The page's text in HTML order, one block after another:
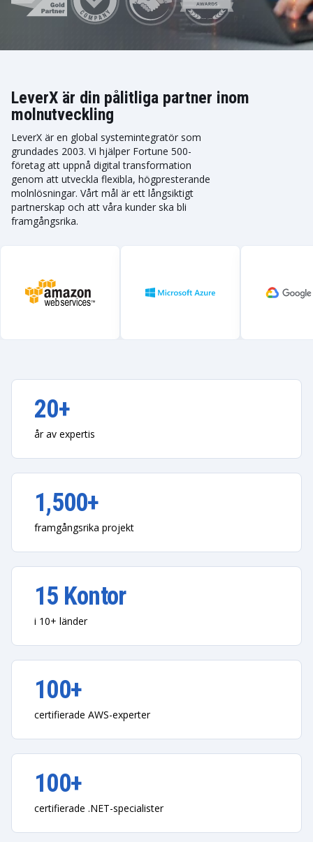
LeverX är din pålitliga partner inom
molnutveckling
LeverX är en global systemintegratör som
grundades 2003. Vi hjälper Fortune 500-
företag att uppnå digital transformation
genom att utveckla flexibla, högpresterande
molnlösningar. Vårt mål är ett långsiktigt
partnerskap och att våra kunder ska bli
framgångsrika.
20+
år av expertis
1,500+
framgångsrika projekt
15 Kontor
i 10+ länder
100+
certifierade AWS-experter
100+
certifierade .NET-specialister